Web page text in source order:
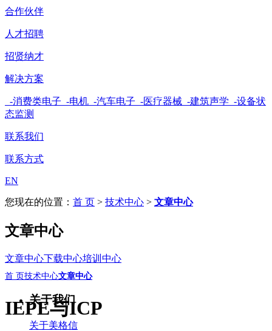
合作伙伴
人才招聘
招贤纳才
解决方案
-消费类电子 -电机 -汽车电子 -医疗器械 -建筑声学 -设备状
态监测
联系我们
联系方式
EN
您现在的位置： 首 页 > 技术中心 > 文章中心
文章中心
文章中心下载中心培训中心
首 页技术中心文章中心
IEPE与ICP
关于我们
关于美格信